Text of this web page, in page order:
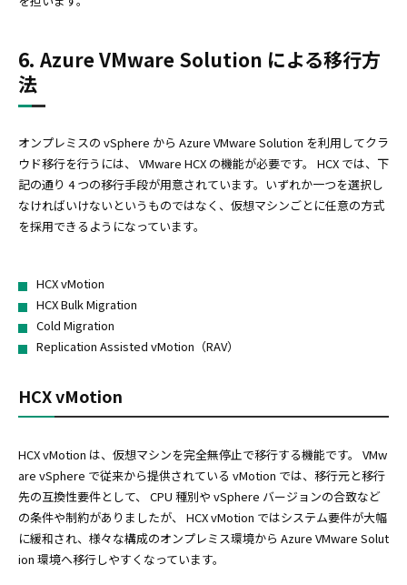
6. Azure VMware Solution による移行方
法
オンプレミスの vSphere から Azure VMware Solution を利用してクラ
ウド移行を行うには、 VMware HCX の機能が必要です。 HCX では、下
記の通り 4 つの移行手段が用意されています。いずれか一つを選択し
なければいけないというものではなく、仮想マシンごとに任意の方式
を採用できるようになっています。
HCX vMotion
HCX Bulk Migration
Cold Migration
Replication Assisted vMotion（RAV）
HCX vMotion
HCX vMotion は、仮想マシンを完全無停止で移行する機能です。 VMw
are vSphere で従来から提供されている vMotion では、移行元と移行
先の互換性要件として、 CPU 種別や vSphere バージョンの合致など
の条件や制約がありましたが、 HCX vMotion ではシステム要件が大幅
に緩和され、様々な構成のオンプレミス環境から Azure VMware Solut
ion 環境へ移行しやすくなっています。